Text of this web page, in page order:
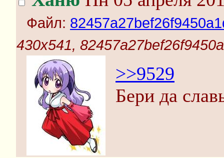
Файл:
430x541,
>>9529
Бери да